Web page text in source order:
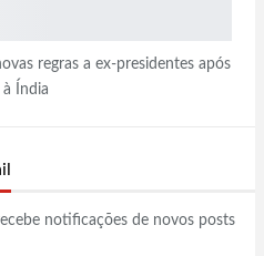
regras a ex-presidentes após
Índia
notificações de novos posts